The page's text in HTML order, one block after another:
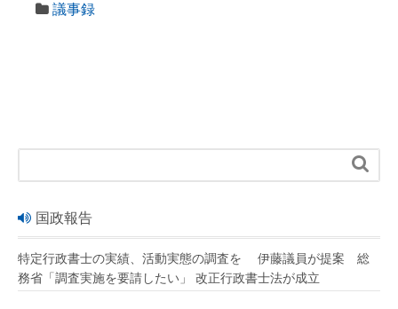
議事録

国政報告
特定行政書士の実績、活動実態の調査を 伊藤議員が提案 総
務省「調査実施を要請したい」 改正行政書士法が成立